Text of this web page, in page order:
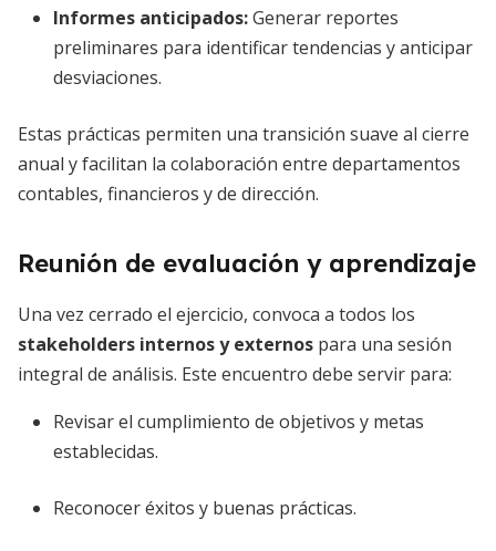
Informes anticipados:Generar reportes
preliminares para identificar tendencias y anticipar
desviaciones.
Estas prácticas permiten una transición suave al cierre
anual y facilitan la colaboración entre departamentos
contables, financieros y de dirección.
Reunión de evaluación y aprendizaje
Una vez cerrado el ejercicio, convoca a todos los
stakeholders internos y externos para una sesión
integral de análisis. Este encuentro debe servir para:
Revisar el cumplimiento de objetivos y metas
establecidas.
Reconocer éxitos y buenas prácticas.